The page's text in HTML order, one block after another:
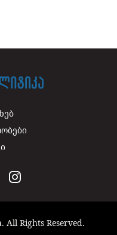
All Rights Reserved.